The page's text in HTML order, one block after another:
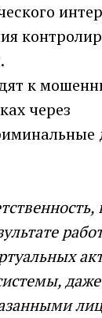
к
через